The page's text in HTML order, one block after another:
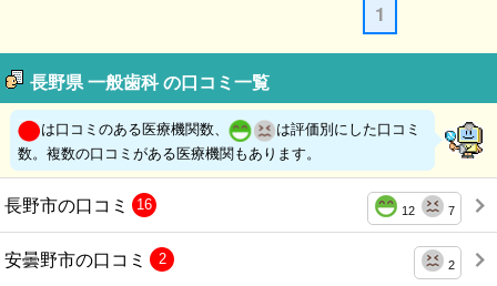
1
長野県 一般歯科 の口コミ一覧
は口コミのある医療機関数、
は評価別にした口コミ
数。複数の口コミがある医療機関もあります。
長野市の口コミ 12 7
16
安曇野市の口コミ 2
2